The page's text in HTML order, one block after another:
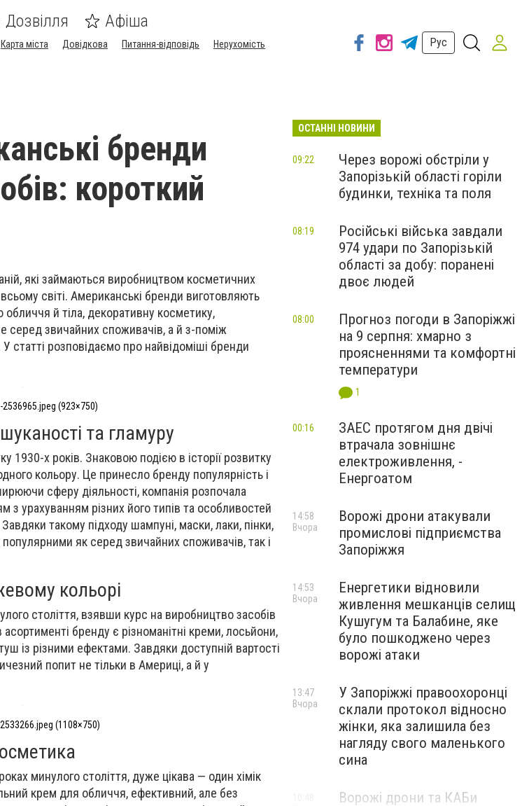
Дозвілля Афіша
Карта міста Довідкова Питання-відповідь
Нерухомість
Рус
бренди
короткий
які займаються виробництвом косметичних
світі. Американські бренди виготовляють
й тіла, декоративну косметику,
серед звичайних споживачів, а й з-поміж
У статті розповідаємо про найвідоміші бренди
(923×750)
та гламуру
1930-х років. Знаковою подією в історії розвитку
кольору. Це принесло бренду популярність і
сферу діяльності, компанія розпочала
з урахуванням різних його типів та особливостей
такому підходу шампуні, маски, лаки, пінки,
як серед звичайних споживачів, так і
кольорі
століття, взявши курс на виробництво засобів
бренду є різноманітні креми, лосьйони,
із різними ефектами. Завдяки доступній вартості
попит не тільки в Америці, а й у
(1108×750)
минулого століття, дуже цікава — один хімік
крем для обличчя, ефективний, але без
ОСТАННІ НОВИНИ
Через ворожі обстріли у
Запорізькій області горіли
будинки, техніка та поля
09:22
Російські війська завдали
974 удари по Запорізькій
області за добу: поранені
двоє людей
08:19
Прогноз погоди в Запоріжжі
на 9 серпня: хмарно з
проясненнями та комфортні
температури
1
08:00
ЗАЕС протягом дня двічі
втрачала зовнішнє
електроживлення, -
Енергоатом
00:16
Ворожі дрони атакували
промислові підприємства
Запоріжжя
14:58
Вчора
Енергетики відновили
живлення мешканців селищ
Кушугум та Балабине, яке
було пошкоджено через
ворожі атаки
14:53
Вчора
У Запоріжжі правоохоронці
склали протокол відносно
жінки, яка залишила без
нагляду свого маленького
сина
13:47
Вчора
Ворожі дрони та КАБи